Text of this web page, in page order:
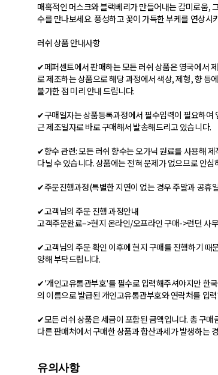
매혹적인 머스크와 블랙베리가 만들어내는 감미로움,
수를 만나보세요. 풍성하고 꽃이 가득한 부케를 연상시
러쉬 상품 안내사항
✔페퍼센트에서 판매하는 모든 러쉬 상품은 영국에서
로 제조하는 상품으로 해당 과정에서 색상, 제형, 향 등
불가한 점 미리 안내 드립니다.
✔구매일자는 상품등록과정에서 필수입력이 필요하여
근 제조일자로 바로 구매해서 발송해드리고 있습니다.
✔향수 관련: 모든 러쉬 향수는 오가닉 원료를 사용해
다닐 수 있습니다. 상품에는 전혀 문제가 없으므로 안
✔주문진행과정(특별한 지연이 없는 경우 주말과 공휴
✔고객님의 주문 진행 과정안내
고객주문완료–>현지 온라인/오프라인 구매->런던
✔고객님의 주문 확인 이후에 현지 구매를 진행하기 때
양해 부탁드립니다.
✔'개인고유통관부호'를 필수로 입력해주셔야지만 한
의 이름으로 발급된 개인고유통관부호와 연락처를 입
✔모든 러쉬 상품은 세금이 포함된 금액입니다. 총 구
유의사항